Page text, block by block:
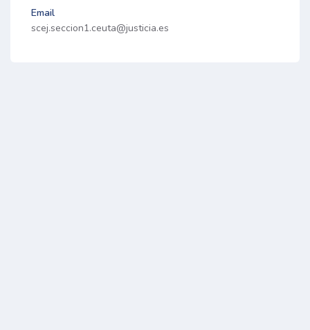
Email
scej.seccion1.ceuta@justicia.es